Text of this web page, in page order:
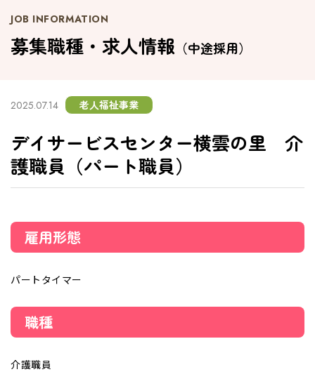
JOB INFORMATION
募集職種・求人情報 （中途採用）
2025.07.14 老人福祉事業
デイサービスセンター横雲の里 介
護職員（パート職員）
雇用形態
パートタイマー
職種
介護職員